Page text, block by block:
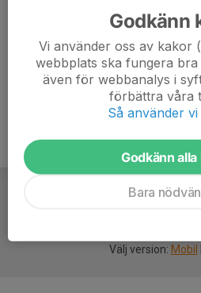
Välj version: Mobil
Godkänn
Vi använder oss av kakor
webbplats ska fungera
även för webbanalys i
förbättra våra
Så använder
Godkänn
Bara